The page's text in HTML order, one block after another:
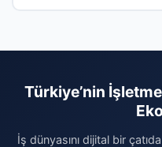
Türkiye’nin
İş dünyasını dijital bir